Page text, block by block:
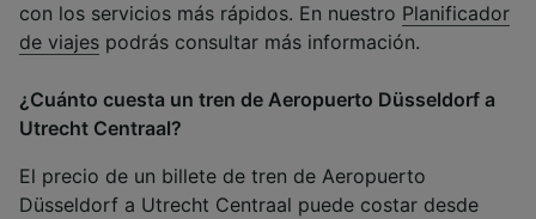
con los servicios más rápidos. En nuestro Planificador
de viajes podrás consultar más información.
¿Cuánto cuesta un tren de Aeropuerto Düsseldorf a
Utrecht Centraal?
El precio de un billete de tren de Aeropuerto
Düsseldorf a Utrecht Centraal puede costar desde